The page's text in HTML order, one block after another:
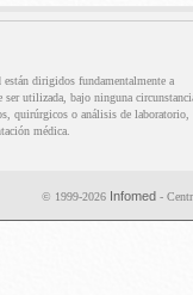
están dirigidos fundamentalmente a
utilizada, bajo ninguna
quirúrgicos o análisis de laboratorio,
médica.
© 1999-2026 Infomed -